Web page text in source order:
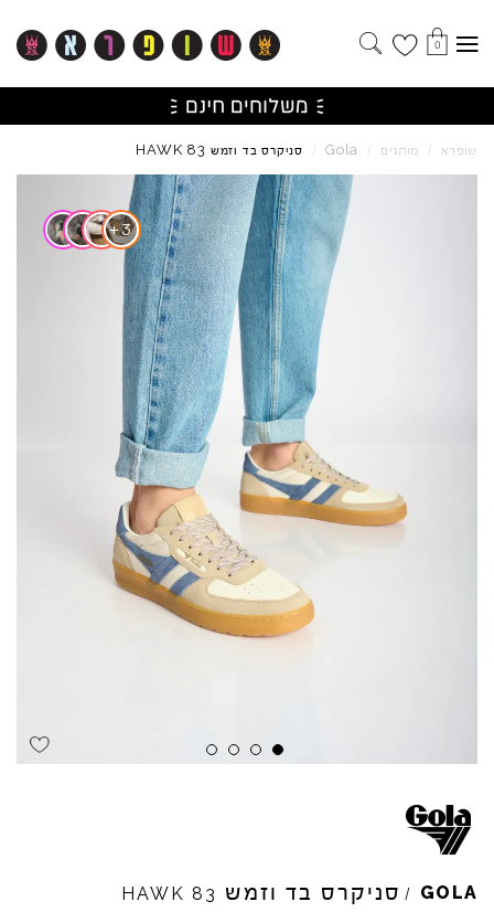
0
שופרא / מותגים /
Gola
/ סניקרס בד וזמש HAWK 83
Skip to product reviews
+3
GOLA
/ סניקרס בד וזמש HAWK83